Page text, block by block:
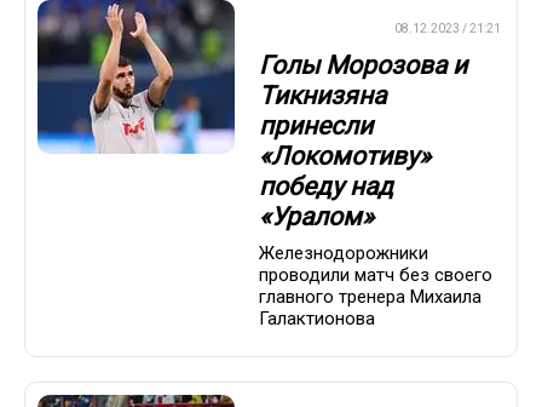
08.12.2023 / 21:21
Голы Морозова и
Тикнизяна
принесли
«Локомотиву»
победу над
«Уралом»
Железнодорожники
проводили матч без своего
главного тренера Михаила
Галактионова